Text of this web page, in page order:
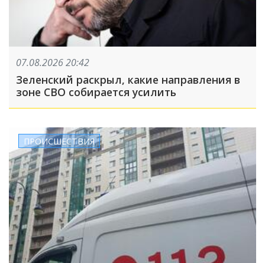
07.08.2026 20:42
Зеленский раскрыл, какие направления в
зоне СВО собирается усилить
ПРОИСШЕСТВИЯ